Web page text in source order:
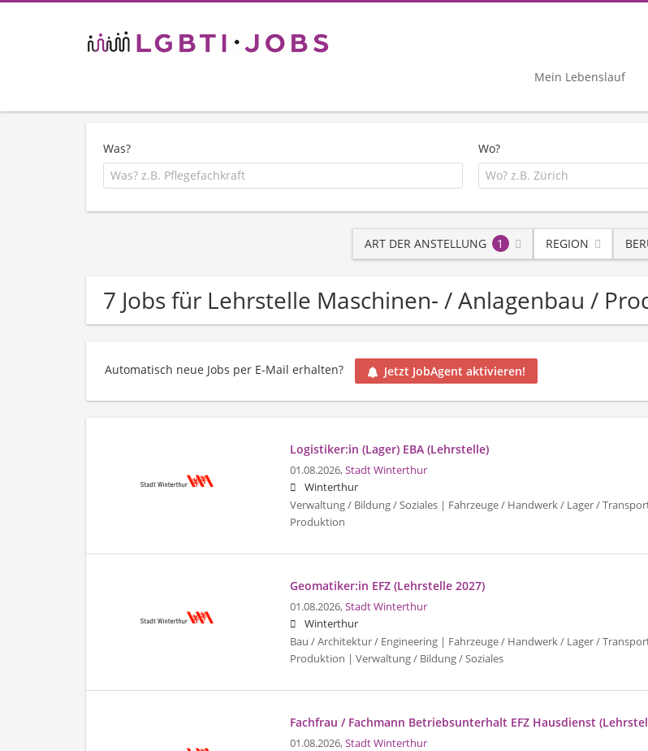
Mein Lebenslauf
Was? Wo?
ART DER ANSTELLUNG 1 REGION
7 Jobs für Lehrstelle Maschinen- / Anlagenbau /
Automatisch neue Jobs per E-Mail erhalten? Jetzt JobAgent aktivieren!
Logistiker:in (Lager) EBA (Lehrstelle)
01.08.2026,Stadt Winterthur
Winterthur
Verwaltung / Bildung / Soziales | Fahrzeuge / Handwerk / Lager /
Produktion
Geomatiker:in EFZ (Lehrstelle 2027)
01.08.2026,Stadt Winterthur
Winterthur
Bau / Architektur / Engineering | Fahrzeuge / Handwerk / Lager /
Produktion | Verwaltung / Bildung / Soziales
Fachfrau / Fachmann Betriebsunterhalt EFZ Hausdienst
01.08.2026,Stadt Winterthur